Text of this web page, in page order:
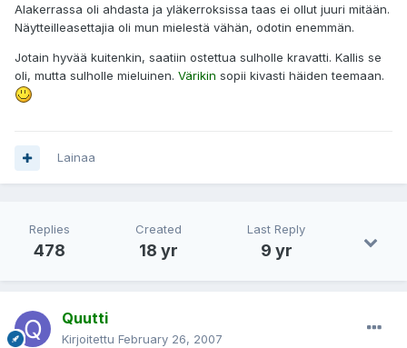
Alakerrassa oli ahdasta ja yläkerroksissa taas ei ollut juuri mitään.
Näytteilleasettajia oli mun mielestä vähän, odotin enemmän.
Jotain hyvää kuitenkin, saatiin ostettua sulholle kravatti. Kallis se
oli, mutta sulholle mieluinen. Värikin sopii kivasti häiden teemaan.
Lainaa
Replies
478
Created
18 yr
Last Reply
9 yr
Quutti
Kirjoitettu February 26, 2007